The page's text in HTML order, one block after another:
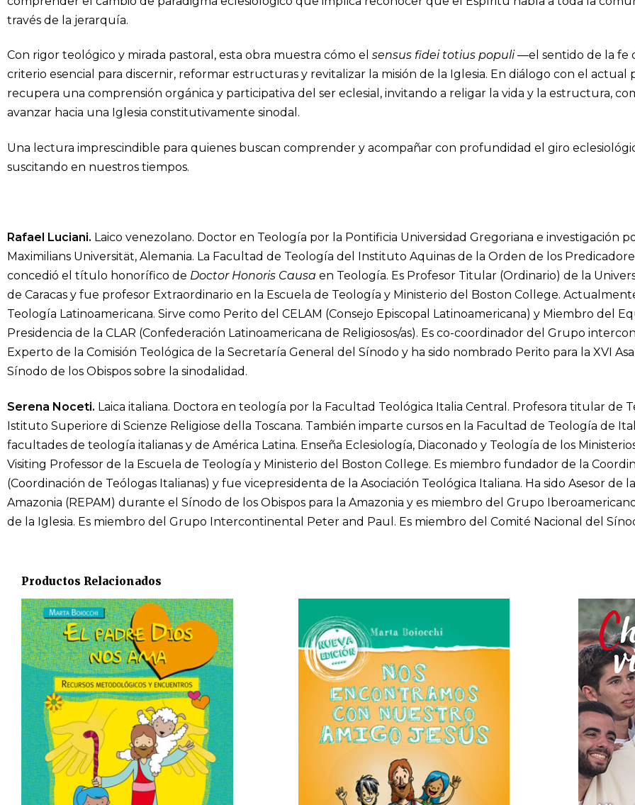
través de la jerarquía.
Con rigor teológico y mirada pastoral, esta obra muestra cómo el sensus fidei totius populi—el sentido de la fe
criterio esencial para discernir, reformar estructuras y revitalizar la misión de la Iglesia. En diálogo con el actual
recupera una comprensión orgánica y participativa del ser eclesial, invitando a religar la vida y la estructura,
avanzar hacia una Iglesia constitutivamente sinodal.
Una lectura imprescindible para quienes buscan comprender y acompañar con profundidad el giro
suscitando en nuestros tiempos.
Rafael Luciani. Laico venezolano. Doctor en Teología por la Pontificia Universidad Gregoriana e investigación
Maximilians Universität, Alemania. La Facultad de Teología del Instituto Aquinas de la Orden de los
concedió el título honorífico de Doctor Honoris Causa en Teología. Es Profesor Titular (Ordinario) de la
de Caracas y fue profesor Extraordinario en la Escuela de Teología y Ministerio del Boston College.
Teología Latinoamericana. Sirve como Perito del CELAM (Consejo Episcopal Latinoamericana) y Miembro del
Presidencia de la CLAR (Confederación Latinoamericana de Religiosos/as). Es co-coordinador del Grupo
Experto de la Comisión Teológica de la Secretaría General del Sínodo y ha sido nombrado Perito para la XVI
Sínodo de los Obispos sobre la sinodalidad.
Serena Noceti. Laica italiana. Doctora en teología por la Facultad Teológica Italia Central. Profesora titular de
Istituto Superiore di Scienze Religiose della Toscana. También imparte cursos en la Facultad de Teología de
facultades de teología italianas y de América Latina. Enseña Eclesiología, Diaconado y Teología de los
Visiting Professor de la Escuela de Teología y Ministerio del Boston College. Es miembro fundador de la
(Coordinación de Teólogas Italianas) y fue vicepresidenta de la Asociación Teológica Italiana. Ha sido Asesor de
Amazonia (REPAM) durante el Sínodo de los Obispos para la Amazonia y es miembro del Grupo
de la Iglesia. Es miembro del Grupo Intercontinental Peter and Paul. Es miembro del Comité Nacional del
Productos Relacionados